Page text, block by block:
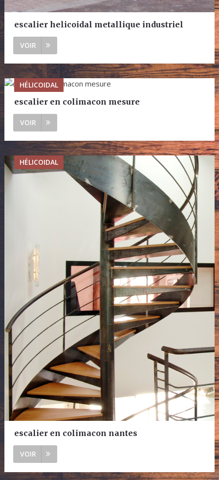
escalier helicoidal metallique industriel
VOIR
HÉLICOIDAL
escalier en colimacon mesure
VOIR
HÉLICOIDAL
escalier en colimacon nantes
VOIR